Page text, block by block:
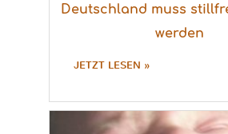
Deutschland muss
werden
JETZT LESEN »